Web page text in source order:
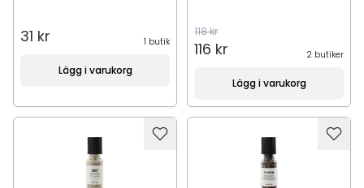
31 kr 1 butik
Lägg i varukorg
118 kr
116 kr 2 butiker
Lägg i varukorg